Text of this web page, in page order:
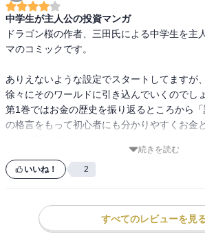
万人受けする内容ではないでしょうが、少し
ある方なら、自分の経験と照らし合わせて興
いかなと思います。
いに対する自分なりの知見を持っておくこと
と思いますので。
中学生が主人公の投資マンガ
ドラゴン桜の作者、三田氏による中学生を主
マのコミックです。
ありえないような設定でスタートしてますが
徐々にそのワールドに引き込んでいくのでしょ
第1巻ではお金の歴史を振り返るところから
の格言をもって初心者にも分かりやすくお金
まだまだ導入部。さてどんな展開になるでし
続きを読む
いいね！ 2
すべてのレビューを見